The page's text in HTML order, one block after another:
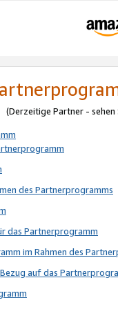
Partner - sehen
des Partnerprogramms
das Partnerprogramm
im Rahmen des
auf das